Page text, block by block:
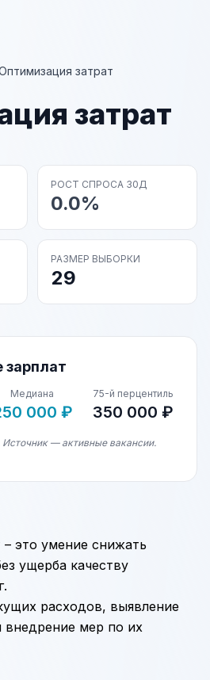
затрат
затрат
РОСТ СПРОСА 30Д
0.0%
РАЗМЕР ВЫБОРКИ
29
зарплат
Медиана
000 ₽
75-й перцентиль
350 000 ₽
Источник — активные вакансии.
это умение снижать
ущерба качеству
расходов, выявление
внедрение мер по их